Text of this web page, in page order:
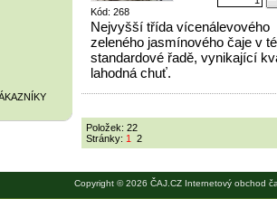
Kód: 268
Nejvyšší třída vícenálevového
zeleného jasmínového čaje v
standardové řadě, vynikající
lahodná chuť.
Položek: 22
Stránky: 1 2
Copyright © 2026 ČAJ.CZ Internetový obchod